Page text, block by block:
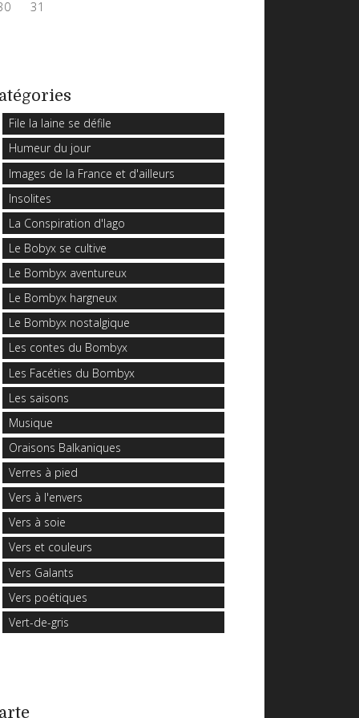
31
File la laine se défile
Humeur du jour
Images de la France et d'ailleurs
Insolites
La Conspiration d'Iago
Le Bobyx se cultive
Le Bombyx aventureux
Le Bombyx hargneux
Le Bombyx nostalgique
Les contes du Bombyx
Les Facéties du Bombyx
Les saisons
Musique
Oraisons Balkaniques
Verres à pied
Vers à l'envers
Vers à soie
Vers et couleurs
Vers Galants
Vers poétiques
Vert-de-gris